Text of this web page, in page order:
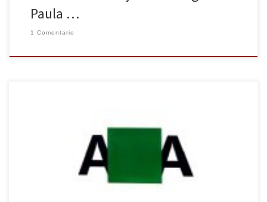
Paula …
1 Comentario
Hace unos meses dedicábamos unas palabras a los poemarios de
José María Antón Morla y de Ángel Moreta, en esta serie de
artículos sobre poemarios y poetas rescatados que continuamos
aquí («Alcanzar fama literaria: poesía rescatada [1]», La Huella
Digital, 12/03/2020). Ciertamente, la escritura es una forma de